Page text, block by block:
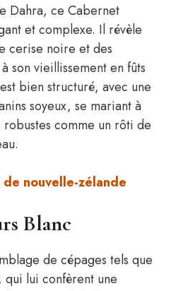
Dahra, ce Cabernet
et complexe. Il révèle
cerise noire et des
son vieillissement en fûts
bien structuré, avec une
soyeux, se mariant à
comme un rôti de
nouvelle-zélande
Blanc
de cépages tels que
lui confèrent une